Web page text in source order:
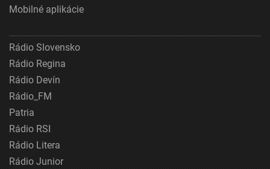
Mobilné aplikácie
Rádio Slovensko
Rádio Regina
Rádio Devín
Rádio_FM
Patria
Rádio RSI
Rádio Litera
Rádio Junior